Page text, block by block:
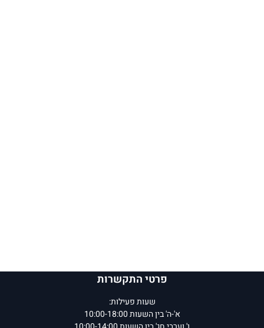
פרטי התקשרות
שעות פעילות:
א'-ה' בין השעות 10:00-18:00